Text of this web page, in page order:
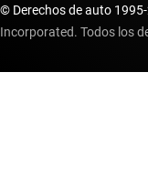
© Derechos de auto 1995-
Incorporated. Todos los